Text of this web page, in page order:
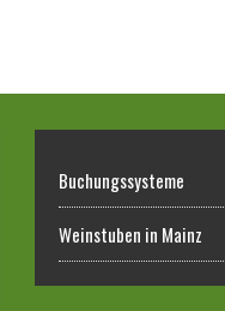
Buchungssysteme
Weinstuben in Mainz